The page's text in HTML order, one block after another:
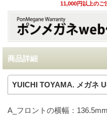
11,000円以上のご
商品詳細
YUICHI TOYAMA. メガネ
A_フロントの横幅：136.5mm